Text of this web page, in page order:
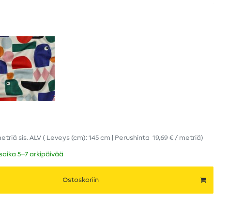
sis. ALV ( Leveys (cm): 145 cm | Perushinta 19,69 € / metriä)
5–7 arkipäivää
Ostoskoriin